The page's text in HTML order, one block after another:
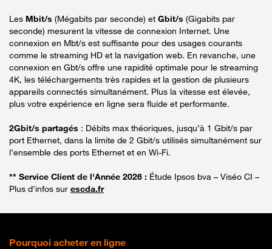
Les Mbit/s (Mégabits par seconde) et Gbit/s (Gigabits par
seconde) mesurent la vitesse de connexion Internet. Une
connexion en Mbt/s est suffisante pour des usages courants
comme le streaming HD et la navigation web. En revanche, une
connexion en Gbt/s offre une rapidité optimale pour le streaming
4K, les téléchargements très rapides et la gestion de plusieurs
appareils connectés simultanément. Plus la vitesse est élevée,
plus votre expérience en ligne sera fluide et performante.
2Gbit/s partagés : Débits max théoriques, jusqu’à 1 Gbit/s par
port Ethernet, dans la limite de 2 Gbit/s utilisés simultanément sur
l’ensemble des ports Ethernet et en Wi-Fi.
** Service Client de l'Année 2026 : Étude Ipsos bva – Viséo CI –
Plus d'infos sur escda.fr
Pourquoi acheter en ligne